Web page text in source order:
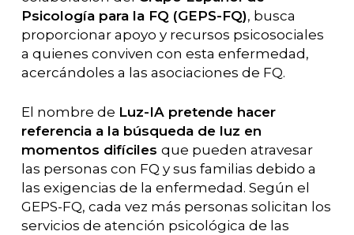
Psicología para la FQ (GEPS-FQ), busca
proporcionar apoyo y recursos psicosociales
a quienes conviven con esta enfermedad,
acercándoles a las asociaciones de FQ.
El nombre de Luz-IA pretende hacer
referencia a la búsqueda de luz en
momentos difíciles que pueden atravesar
las personas con FQ y sus familias debido a
las exigencias de la enfermedad. Según el
GEPS-FQ, cada vez más personas solicitan los
servicios de atención psicológica de las